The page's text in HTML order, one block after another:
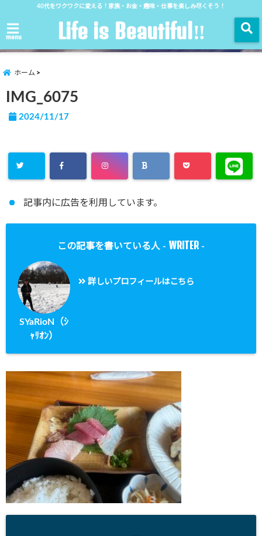
40代をワクワクに変える！家族・お金・趣味・仕事を楽しみ尽くそう！
menu Life is Beautiful‼︎
ホーム
IMG_6075
2024/11/17
記事内に広告を利用しています。
この記事を書いている人 - WRITER -
SYaRioN（ｼ
ｬﾘｵﾝ）
詳しいプロフィールはこちら